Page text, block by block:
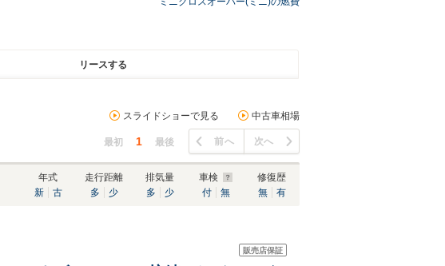
リースする
スライドショーで見る 中古車相場
最初 1 最後 前へ 次へ
年式
新
古
走行距離
多
少
排気量
多
少
車検
付
無
修復歴
無
有
販売店保証